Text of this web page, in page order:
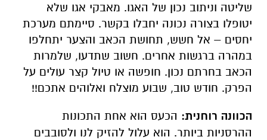
שליטה וניתוב נכון של האגו. מאבקי אגו שלא
יטופלו בצורה נכונה יחבלו בקשר. סיימתם מערכת
יחסים – אל חשש, תחושת הכאב והצער יתחלפו
במהרה ברגשות אחרים. חשוב שתדעו, שלמרות
הכאב בחרתם נכון. חופשה או טיול קצר עולים על
הפרק. חודש טוב, שבוע מוצלח ואלוהים אתכם!!
הכוונה רוחנית: הכעס הוא אחת התכונות
ההרסניות ביותר. הוא עלול להזיק לנו ולסובבים